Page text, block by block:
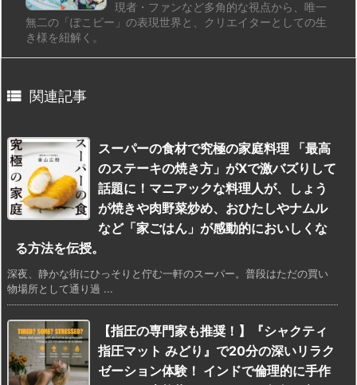
現者・ファンなど多角的な視点から、唯一
無二の「ぽこピー」の表現世界と、クリエイターとしての生
き様を紐解く。
 関連記事
スーパーの食材で究極の家庭料理 「最高
のステーキの焼き方」がXで激バズりして
話題に！マニアックな料理人が、しょう
が焼きや肉野菜炒め、おひたしやナムル
など「家ごはん」が感動的においしくな
る方法を伝授。
深夜、静かな街にひっそりと佇む一軒のスーパー。普段はただの買い
物場所として通り過 ...
【指圧の専門家も推奨！】『シャクティ
指圧マット みどり』で20分の深いリラク
ゼーション体験！ インドで倫理的に手作